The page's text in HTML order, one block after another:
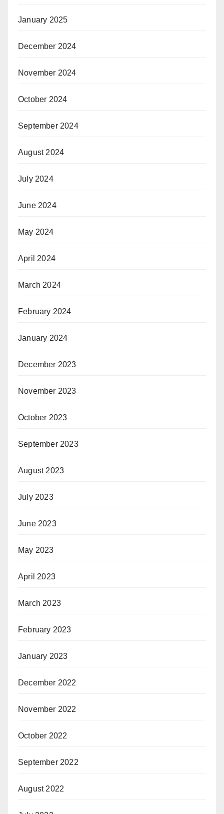
January 2025
December 2024
November 2024
October 2024
September 2024
August 2024
July 2024
June 2024
May 2024
April 2024
March 2024
February 2024
January 2024
December 2023
November 2023
October 2023
September 2023
August 2023
July 2023
June 2023
May 2023
April 2023
March 2023
February 2023
January 2023
December 2022
November 2022
October 2022
September 2022
August 2022